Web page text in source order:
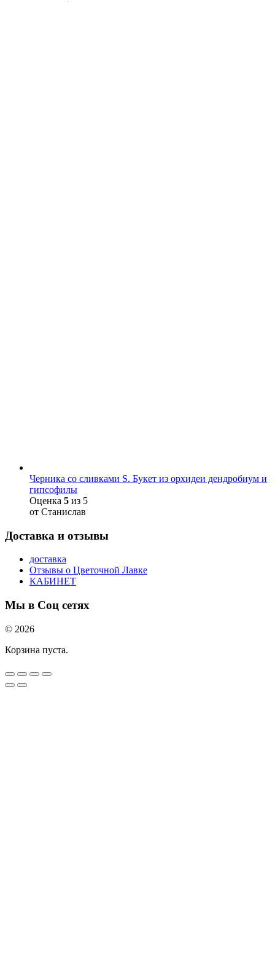
Черника со сливками S. Букет из орхидеи дендробиум и
гипсофилы
Оценка 5 из 5
от Станислав
Доставка и отзывы
доставка
Отзывы о Цветочной Лавке
КАБИНЕТ
Мы в Соц сетях
© 2026
Корзина пуста.